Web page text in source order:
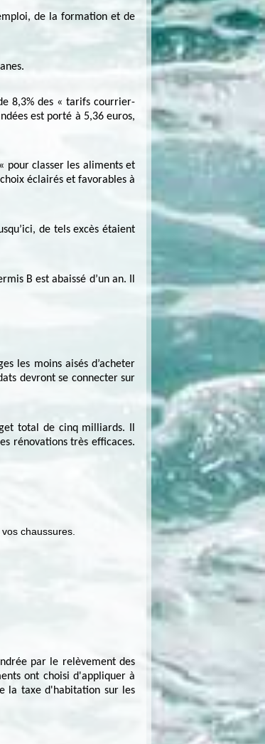
de la formation et de
8,3% des « tarifs courrier-
est porté à 5,36 euros,
pour classer les aliments et
éclairés et favorables à
de tels excès étaient
B est abaissé d’un an. Il
les moins aisés d’acheter
devront se connecter sur
total de cinq milliards. Il
rénovations très efficaces.
chaussures.
par le relèvement des
ont choisi d'appliquer à
la taxe d'habitation sur les